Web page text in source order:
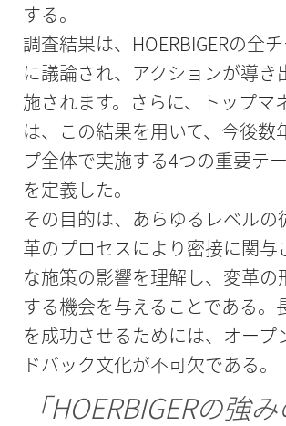
する。
調査結果は、HOERBIGERの全
に議論され、アクションが導き
施されます。さらに、トップマ
は、この結果を用いて、今後数
プ全体で実施する4つの重要テ
を定義した。
その目的は、あらゆるレベルの
革のプロセスにより密接に関与
な施策の影響を理解し、変革の
する機会を与えることである。
を成功させるためには、オープ
ドバック文化が不可欠である。
「HOERBIGERの強